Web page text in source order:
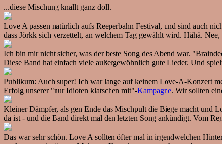
...diese Mischung knallt ganz doll.
Love A passen natürlich aufs Reeperbahn Festival, und sind auch
dass Jörkk sich verzettelt, an welchem Tag gewählt wird. Hähä.
Ich bin mir nicht sicher, was der beste Song des Abend war.
Diese Band hat einfach viele außergewöhnlich gute Lieder. Und
Publikum: Auch super! Ich war lange auf keinem Love-A-Konzert
Erfolg unserer "nur Idioten klatschen mit"-Kampagne. Wir sollten
Kleiner Dämpfer, als gen Ende das Mischpult die Biege macht und
da ist - und die Band direkt mal den letzten Song ankündigt. Vom
Das war sehr schön. Love A sollten öfter mal in irgendwelchen